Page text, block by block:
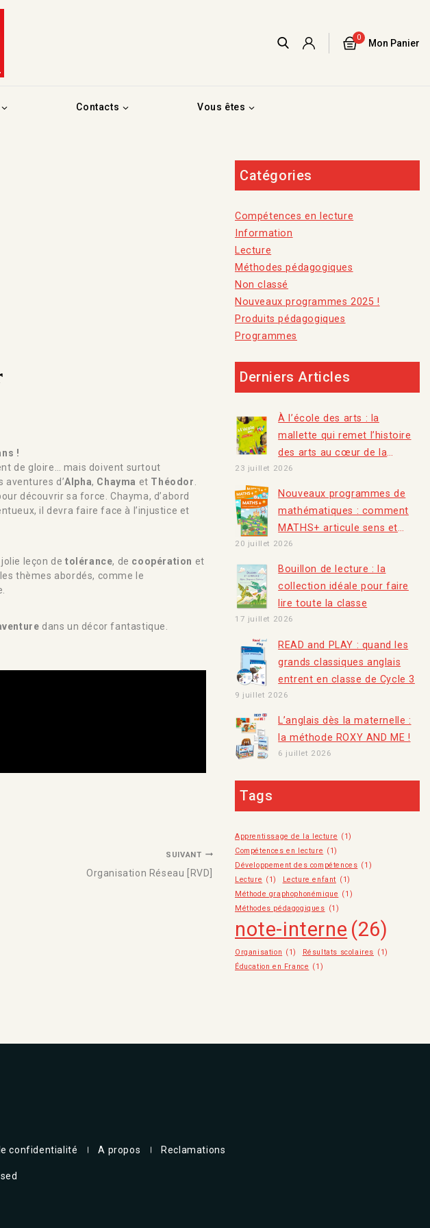
0
Mon Panier
Contacts Vous êtes
!
de gloire… mais doivent surtout
aventures d’Alpha, Chayma et Théodor
découvrir sa force. Chayma, d’abord
il devra faire face à l’injustice et
leçon de tolérance, de coopération et
thèmes abordés, comme le
dans un décor fantastique.
SUIVANT
Organisation Réseau [RVD]
Catégories
Compétences en lecture
Information
Lecture
Méthodes pédagogiques
Non classé
Nouveaux programmes 2025 !
Produits pédagogiques
Programmes
Derniers Articles
À l’école des arts : la
mallette qui remet l’histoire
des arts au cœur de la
classe
23 juillet 2026
Nouveaux programmes de
mathématiques : comment
MATHS+ articule sens et
automatismes​
20 juillet 2026
Bouillon de lecture : la
collection idéale pour faire
lire toute la classe
17 juillet 2026
READ and PLAY : quand les
grands classiques anglais
entrent en classe de Cycle 3
9 juillet 2026
L’anglais dès la maternelle :
la méthode ROXY AND ME !
6 juillet 2026
Tags
Apprentissage de la lecture (1)
Compétences en lecture (1)
Développement des compétences (1)
Lecture (1) Lecture enfant (1)
Méthode graphophonémique (1)
Méthodes pédagogiques (1)
note-interne (26)
Organisation (1) Résultats scolaires (1)
Éducation en France (1)
confidentialité A propos Reclamations